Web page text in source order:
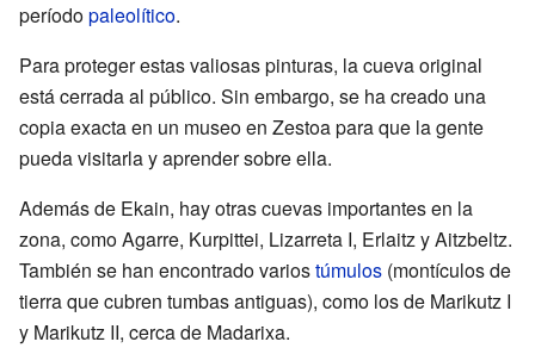
períodopaleolítico.
Para proteger estas valiosas pinturas, la cueva original
está cerrada al público. Sin embargo, se ha creado una
copia exacta en un museo en Zestoa para que la gente
pueda visitarla y aprender sobre ella.
Además de Ekain, hay otras cuevas importantes en la
zona, como Agarre, Kurpittei, Lizarreta I, Erlaitz y Aitzbeltz.
También se han encontrado variostúmulos (montículos de
tierra que cubren tumbas antiguas), como los de Marikutz I
y Marikutz II, cerca de Madarixa.